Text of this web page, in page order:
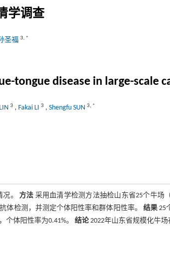
学调查
圣福 3, *
tongue disease in large-scale
3 , Fakai LI 3 , Shengfu SUN 3, *
况。 方法 采用血清学检测方法抽检山东省25个牛场
体检测，并测定个体阳性率和群体阳性率。 结果 25
个体阳性率为0.41%。 结论2022年山东省规模化牛场